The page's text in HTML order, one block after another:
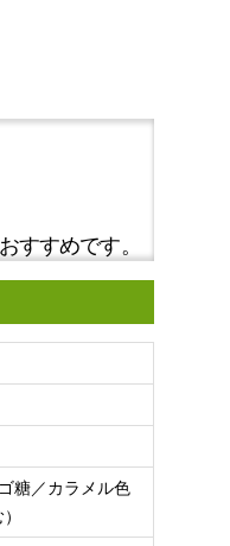
すすめです。
糖／カラメル色